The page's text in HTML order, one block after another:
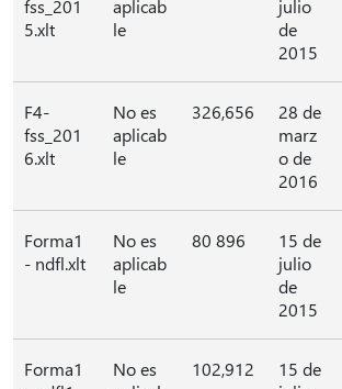
fss_201
5.xlt
aplicab
le
julio
de
2015
F4-
fss_201
6.xlt
No es
aplicab
le
326,656
28 de
marz
o de
2016
Forma1
- ndfl.xlt
No es
aplicab
le
80 896
15 de
julio
de
2015
Forma1
No es
102,912
15 de